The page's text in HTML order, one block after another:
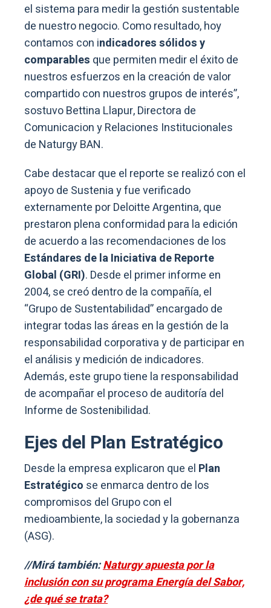
el sistema para medir la gestión sustentable
de nuestro negocio. Como resultado, hoy
contamos con indicadores sólidos y
comparables que permiten medir el éxito de
nuestros esfuerzos en la creación de valor
compartido con nuestros grupos de interés”,
sostuvo Bettina Llapur, Directora de
Comunicacion y Relaciones Institucionales
de Naturgy BAN.
Cabe destacar que el reporte se realizó con el
apoyo de Sustenia y fue verificado
externamente por Deloitte Argentina, que
prestaron plena conformidad para la edición
de acuerdo a las recomendaciones de los
Estándares de la Iniciativa de Reporte
Global (GRI). Desde el primer informe en
2004, se creó dentro de la compañía, el
“Grupo de Sustentabilidad” encargado de
integrar todas las áreas en la gestión de la
responsabilidad corporativa y de participar en
el análisis y medición de indicadores.
Además, este grupo tiene la responsabilidad
de acompañar el proceso de auditoría del
Informe de Sostenibilidad.
Ejes del Plan Estratégico
Desde la empresa explicaron que el Plan
Estratégico se enmarca dentro de los
compromisos del Grupo con el
medioambiente, la sociedad y la gobernanza
(ASG).
//Mirá también:Naturgy apuesta por la
inclusión con su programa Energía del Sabor,
¿de qué se trata?